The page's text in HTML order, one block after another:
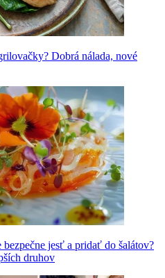
Dobrá nálada, nové
jesť a pridať do šalátov?
druhov